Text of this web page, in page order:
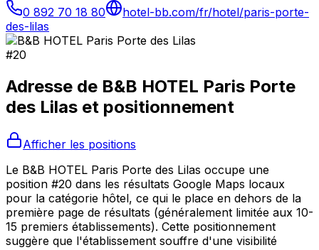
0 892 70 18 80
hotel-bb.com/fr/hotel/paris-porte-
des-lilas
#20
Adresse de B&B HOTEL Paris Porte
des Lilas et positionnement
Afficher les positions
Le B&B HOTEL Paris Porte des Lilas occupe une
position #20 dans les résultats Google Maps locaux
pour la catégorie hôtel, ce qui le place en dehors de la
première page de résultats (généralement limitée aux 10-
15 premiers établissements). Cette positionnement
suggère que l'établissement souffre d'une visibilité